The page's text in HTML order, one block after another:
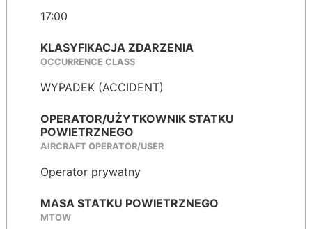
17:00
KLASYFIKACJA ZDARZENIA
OCCURRENCE CLASS
WYPADEK (ACCIDENT)
OPERATOR/UŻYTKOWNIK STATKU
POWIETRZNEGO
AIRCRAFT OPERATOR/USER
Operator prywatny
MASA STATKU POWIETRZNEGO
MTOW